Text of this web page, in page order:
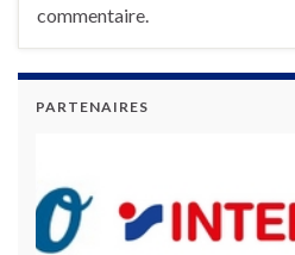
commentaire.
PARTENAIRES